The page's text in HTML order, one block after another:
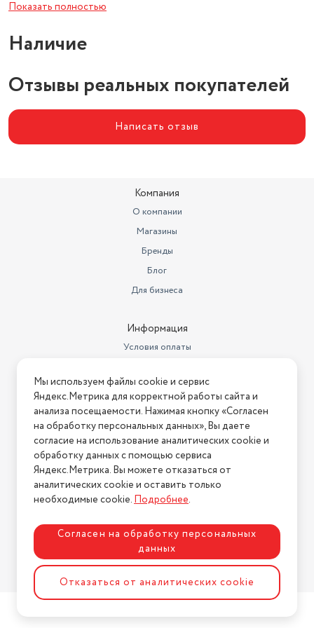
Тип
Показать полностью
Наличие
Отзывы реальных покупателей
Написать отзыв
Компания
О компании
Магазины
Бренды
Блог
Для бизнеса
Информация
Условия оплаты
Условия возврата
Нашли ошибку на сайте? Напишите нам
2026 © Интернет-магазин "АстМаркет". У нас есть всё!
Политика конфиденциальности
Разработка сайтаASTDESIGN
Мы используем файлы cookie и сервис
Яндекс.Метрика для корректной работы сайта и
анализа посещаемости. Нажимая кнопку «Согласен
на обработку персональных данных», Вы даете
согласие на использование аналитических cookie и
обработку данных с помощью сервиса
Яндекс.Метрика. Вы можете отказаться от
аналитических cookie и оставить только
необходимые cookie.Подробнее.
Согласен на обработку персональных
данных
Отказаться от аналитических cookie